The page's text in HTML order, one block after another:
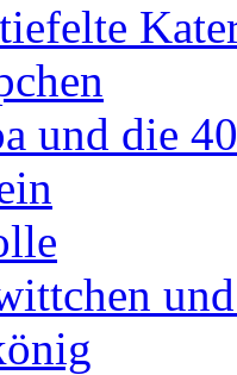
und die